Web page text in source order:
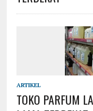
ARTIKEL
TOKO PARFUM